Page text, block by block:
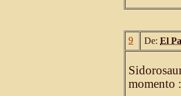
9 De: El
momento